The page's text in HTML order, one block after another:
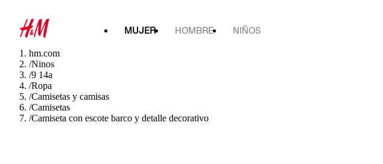
MUJER HOMBRE NIÑOS
hm.com
/Ninos
/9 14a
/Ropa
/Camisetas y camisas
/Camisetas
/Camiseta con escote barco y detalle decorativo